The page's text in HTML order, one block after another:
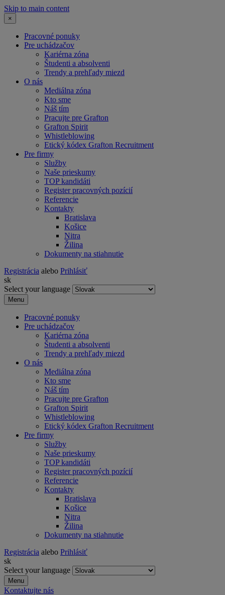
Skip to main content
×
Pracovné ponuky
Pre uchádzačov
Kariérna zóna
Študenti a absolventi
Trendy a prehľady miezd
O nás
Mediálna zóna
Kto sme
Náš tím
Pracujte pre Grafton
Grafton Spirit
Whistleblowing
Etický kódex Grafton Recruitment
Pre firmy
Služby
Naše prieskumy
TOP kandidáti
Register pracovných pozícií
Referencie
Kontakty
Bratislava
Košice
Nitra
Žilina
Dokumenty na stiahnutie
Registrácia alebo Prihlásiť
sk
Select your language
Menu
Pracovné ponuky
Pre uchádzačov
Kariérna zóna
Študenti a absolventi
Trendy a prehľady miezd
O nás
Mediálna zóna
Kto sme
Náš tím
Pracujte pre Grafton
Grafton Spirit
Whistleblowing
Etický kódex Grafton Recruitment
Pre firmy
Služby
Naše prieskumy
TOP kandidáti
Register pracovných pozícií
Referencie
Kontakty
Bratislava
Košice
Nitra
Žilina
Dokumenty na stiahnutie
Registrácia alebo Prihlásiť
sk
Select your language
Menu
Kontaktujte nás